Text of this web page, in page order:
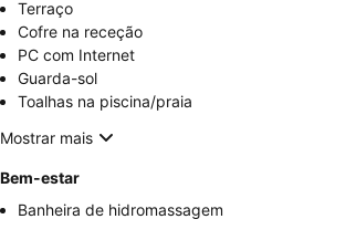
Terraço
Cofre na receção
PC com Internet
Guarda-sol
Toalhas na piscina/praia
Mostrar mais
Bem-estar
Banheira de hidromassagem